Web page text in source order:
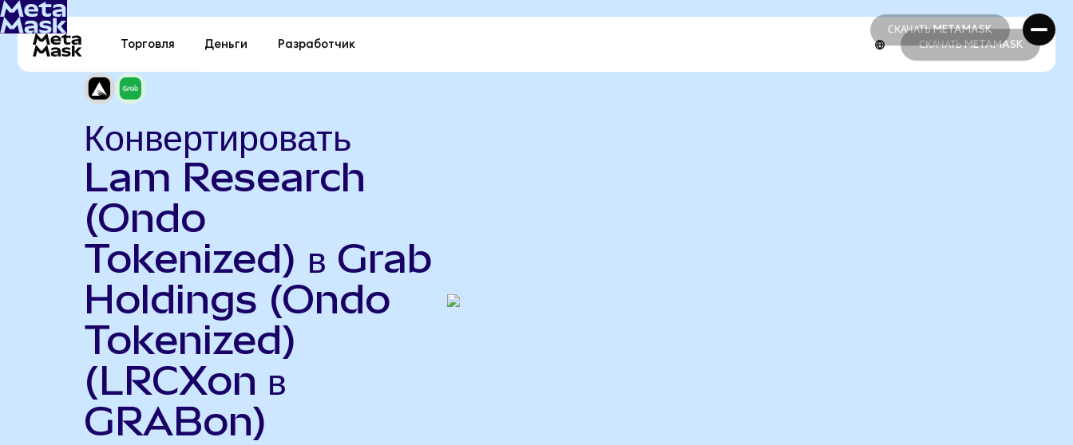
СКАЧАТЬ METAMASK
СКАЧАТЬ METAMASK
Торговля Деньги Разработчик СКАЧАТЬ METAMASK
Конвертировать
Lam Research
(Ondo
Tokenized) в Grab
Holdings (Ondo
Tokenized)
(LRCXon в
GRABon)